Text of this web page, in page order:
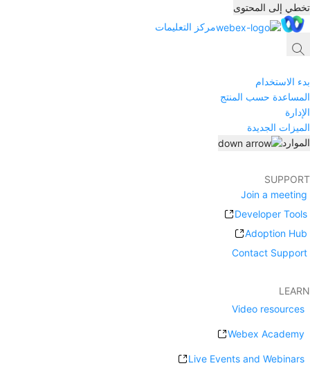
تخطي إلى المحتوى
مركز التعليمات
بدء الاستخدام
المساعدة حسب المنتج
الإدارة
الميزات الجديدة
الموارد
SUPPORT
Join a meeting
Developer Tools
Adoption Hub
Contact Support
LEARN
Video resources
Webex Academy
Live Events and Webinars